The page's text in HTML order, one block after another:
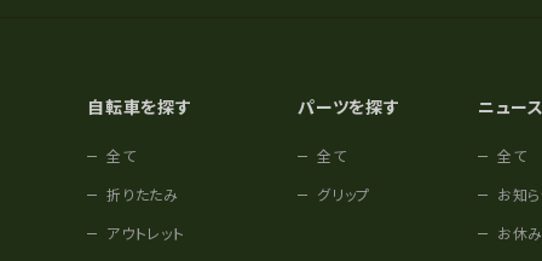
自転車を探す
全て
折りたたみ
アウトレット
パーツを探す
全て
グリップ
ニュー
全て
お知
お休